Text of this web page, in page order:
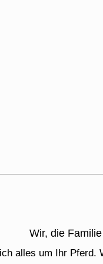
Wir, die
alles um Ihr Pferd.